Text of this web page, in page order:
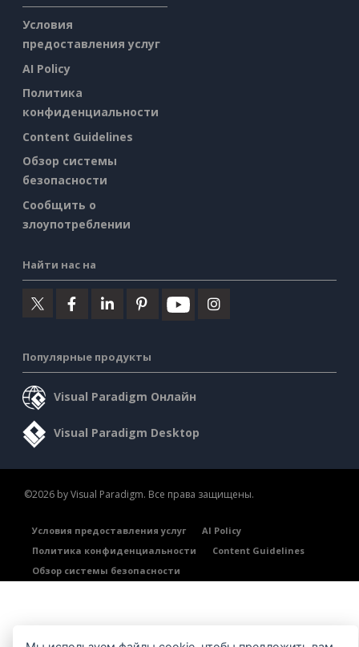
Условия
предоставления услуг
AI Policy
Политика
конфиденциальности
Content Guidelines
Обзор системы
безопасности
Сообщить о
злоупотреблении
Найти нас на
Популярные продукты
Visual Paradigm Онлайн
Visual Paradigm Desktop
©2026 by Visual Paradigm. Все права защищены.
Условия предоставления услуг
AI Policy
Политика конфиденциальности
Content Guidelines
Обзор системы безопасности